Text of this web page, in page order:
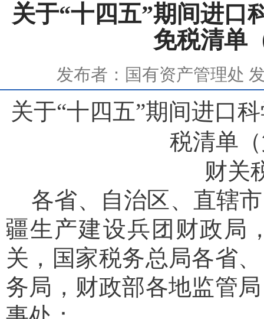
关于“十四五”期间进口
免税清单
发布者：国有资产管理处
关于“十四五”期间进口
税清单
财关
各省、自治区、直辖
疆生产建设兵团财政局
关，国家税务总局各省
务局，财政部各地监管